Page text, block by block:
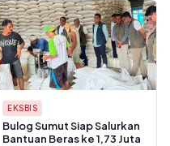
EKSBIS
Bulog Sumut Siap Salurkan
Bantuan Beras ke 1,73 Juta